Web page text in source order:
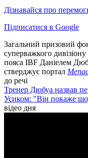
Дізнавайся про
Підписатися в Google
Загальний призовий
суперважкого
пояса IBF Даніелем
стверджує портал
до речі
Тренер Дюбуа назвав
Усиком: "Він покаже
відео дня